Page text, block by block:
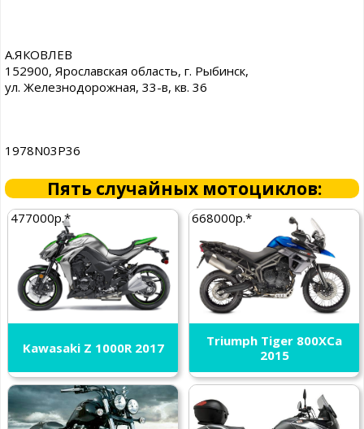
А.ЯКОВЛЕВ
152900, Ярославская область, г. Рыбинск,
ул. Железнодорожная, 33-в, кв. 36
1978N03P36
Пять случайных мотоциклов:
477000р.*
Kawasaki Z 1000R 2017
668000р.*
Triumph Tiger 800XCa
2015